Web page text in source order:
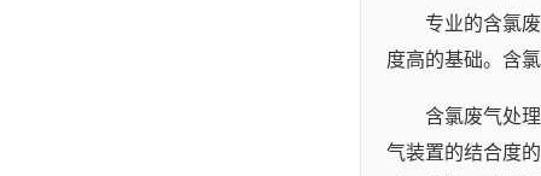
专业的含氯
度高的基础。含
含氯废气处
气装置的结合度